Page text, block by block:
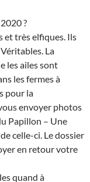
?
et très elfiques. Ils
La
les ailes sont
les fermes à
pour la
envoyer photos
Papillon – Une
celle-ci. Le dossier
en retour votre
quand à